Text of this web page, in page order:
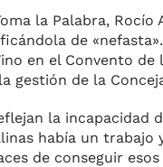
la Palabra,
de
en el Convento
gestión de la
la
había un
de conseguir